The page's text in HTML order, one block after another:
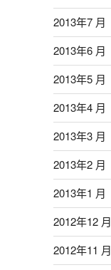
2013年7 月
2013年6 月
2013年5 月
2013年4 月
2013年3 月
2013年2 月
2013年1 月
2012年12 月
2012年11 月